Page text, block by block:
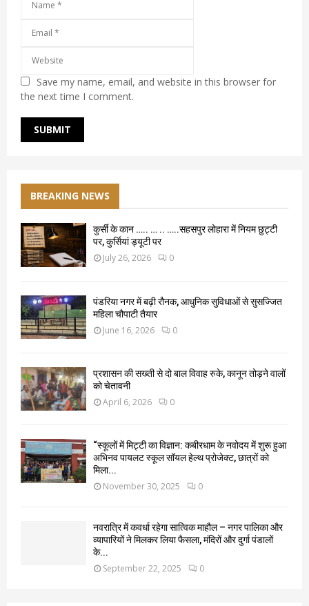
Save my name, email, and website in this browser for
the next time I comment.
BREAKING NEWS
कुर्सी के कान ….. … .. …..सहसपुर लोहारा में नियम छुट्टी
पर, कुर्सियां ड्यूटी पर
July 26, 2026 0
पंडरिया नगर में बढ़ी रौनक, आधुनिक सुविधाओं से सुसज्जित
महिला चौपाटी तैयार
June 16, 2026 0
प्रशासन की सख्ती से दो बाल विवाह रुके, कानून तोड़ने वालों
को चेतावनी
April 6, 2026 0
“स्कूलों में मिट्टी का विज्ञान: कबीरधाम के नवोदय में शुरू हुआ
अभिनव पायलट स्कूल सॉयल हेल्थ प्रोजेक्ट, छात्रों को
मिला...
November 30, 2025 0
नवरात्रि में कवर्धा रहेगा सात्विक माहौल – नगर पालिका और
व्यापारियों ने मिलकर लिया फैसला, मंदिरों और दुर्गा पंडालों
के...
September 22, 2025 0